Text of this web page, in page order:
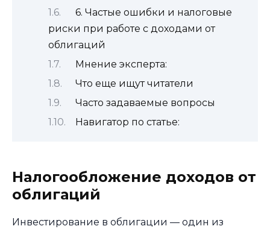
6. Частые ошибки и налоговые
риски при работе с доходами от
облигаций
Мнение эксперта:
Что еще ищут читатели
Часто задаваемые вопросы
Навигатор по статье:
Налогообложение доходов от
облигаций
Инвестирование в облигации — один из